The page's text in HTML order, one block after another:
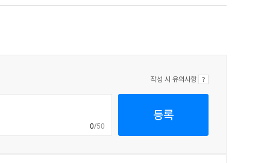
를 얘기하던 매체가 얼마나 많이 사라졌던가. 화려한
다. 앞으로도 한국 미스터리 작가들의 요람이 되길
작성 시 유의사항
0/50
등록